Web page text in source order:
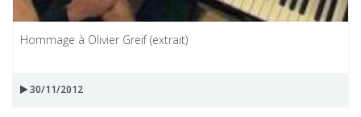
Hommage à Olivier Greif (extrait)
30/11/2012